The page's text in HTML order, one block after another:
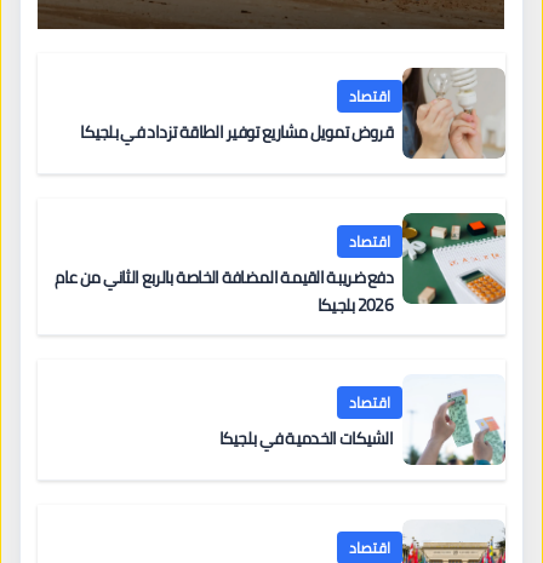
اقتصاد
قروض تمويل مشاريع توفير الطاقة تزداد في بلجيكا
اقتصاد
دفع ضريبة القيمة المضافة الخاصة بالربع الثاني من عام
2026 بلجيكا
اقتصاد
الشيكات الخدمية في بلجيكا
اقتصاد